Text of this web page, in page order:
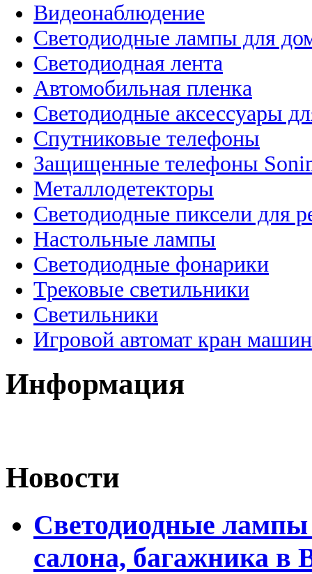
Видеонаблюдение
Светодиодные лампы для
Светодиодная лента
Автомобильная пленка
Светодиодные аксессуары
Спутниковые телефоны
Защищенные телефоны
Металлодетекторы
Светодиодные пиксели для
Настольные лампы
Светодиодные фонарики
Трековые светильники
Светильники
Игровой автомат кран
Информация
Новости
Светодиодные лампы
салона, багажника в